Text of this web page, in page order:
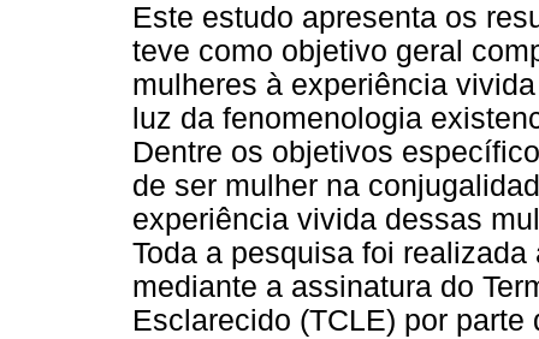
Este estudo apresenta os
teve como objetivo geral
mulheres à experiência
luz da fenomenologia
Dentre os objetivos
de ser mulher na
experiência vivida dessas
Toda a pesquisa foi
mediante a assinatura do
Esclarecido (TCLE) por